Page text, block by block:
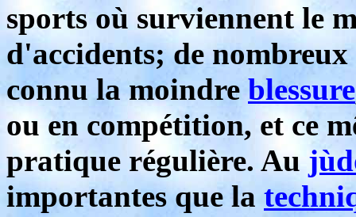
sports où surviennent le
d'accidents; de
connu la moindre blessure
ou en compétition, et ce
pratique régulière. Au
importantes que la